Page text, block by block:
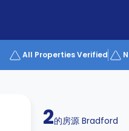
All Properties Verified
2的房源 Bradford